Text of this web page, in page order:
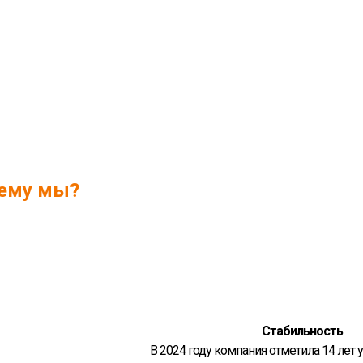
мы?
Стабильность
В 2024 году компания отметила 14